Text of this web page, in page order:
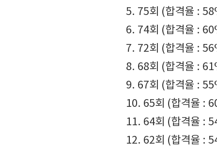
5. 75회 (합격율 :
6. 74회 (합격율 :
7. 72회 (합격율 :
8. 68회 (합격율 :
9. 67회 (합격율 :
10. 65회 (합격율 :
11. 64회 (합격율 :
12. 62회 (합격율 :